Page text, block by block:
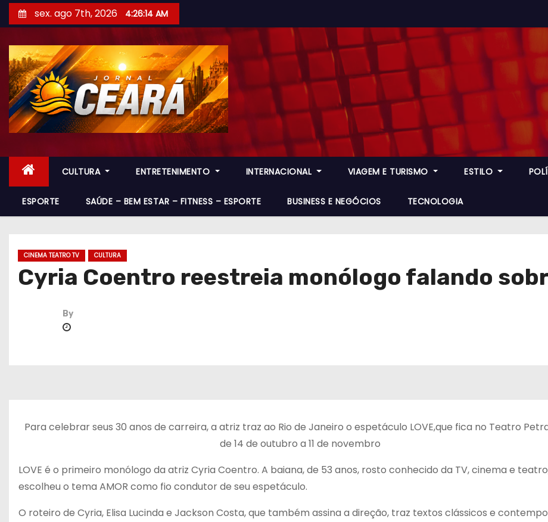
k
t
sex. ago 7th, 2026 4:26:16 AM
CULTURA ENTRETENIMENTO INTERNACIONAL VIAGEM E TURISMO ESTILO
ESPORTE SAÚDE – BEM ESTAR – FITNESS – ESPORTE BUSINESS E NEGÓCIOS TECNOLOGIA
CINEMA TEATRO TV CULTURA
Cyria Coentro reestreia monólogo falando
By
Para celebrar seus 30 anos de carreira, a atriz traz ao Rio de Janeiro o espetáculo LOVE,que fica no Teatro
de 14 de outubro a 11 de novembro
LOVE é o primeiro monólogo da atriz Cyria Coentro. A baiana, de 53 anos, rosto conhecido da TV, cinema e
escolheu o tema AMOR como fio condutor de seu espetáculo.
O roteiro de Cyria, Elisa Lucinda e Jackson Costa, que também assina a direção, traz textos clássicos e